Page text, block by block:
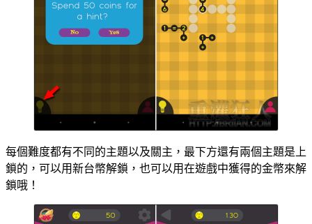
每個難度都有不同的主題以及關主，最下方還有兩個主題是上
鎖的，可以用新台幣解鎖，也可以用在遊戲中獲得的金幣來解
鎖哦！